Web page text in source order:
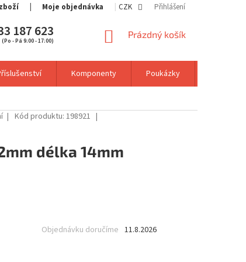
Moje objednávka CZK Přihlášení
187 623
(Po - Pá 9:00 - 17:00)
NÁKUPNÍ
Prázdný košík
Komponenty Poukázky
Kód produktu: 198921
délka 14mm
11.8.2026
Objednávku doručíme